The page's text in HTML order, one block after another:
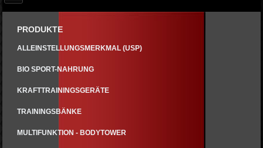
PRODUKTE
ALLEINSTELLUNGSMERKMAL (USP)
BIO SPORT-NAHRUNG
KRAFTTRAININGSGERÄTE
TRAININGSBÄNKE
MULTIFUNKTION - BODYTOWER